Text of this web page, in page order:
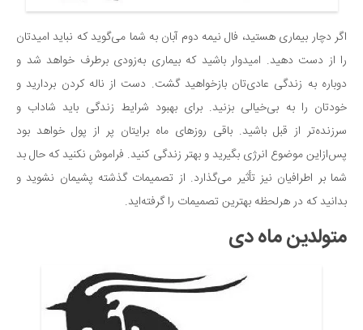
اگر دچار بیماری هستید، فال نیمه دوم آبان به شما می‌گوید که نباید امیدتان
را از دست دهید. امیدوار باشید که بیماری به‌زودی برطرف خواهد شد و
دوباره به زندگی عادی‌تان بازخواهید گشت. دست از ناله کردن بردارید و
خودتان را به بی‌خیالی بزنید. برای بهبود شرایط زندگی باید شاداب و
سرزنده‌تر از قبل باشید. باقی روزهای ماه برایتان پر از پول خواهد بود
پس‌ازاین موضوع انرژی بگیرید و بهتر زندگی کنید. فراموش نکنید که حال بد
شما بر اطرافیان نیز تأثیر می‌گذارد. از تصمیمات گذشته پشیمان نشوید و
بدانید که در هرلحظه بهترین تصمیمات را گرفته‌اید.
متولدین ماه دی